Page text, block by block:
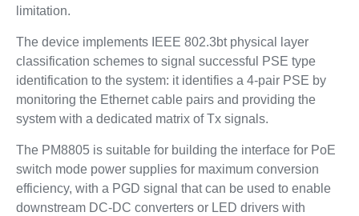
limitation.
The device implements IEEE 802.3bt physical layer
classification schemes to signal successful PSE type
identification to the system: it identifies a 4-pair PSE by
monitoring the Ethernet cable pairs and providing the
system with a dedicated matrix of Tx signals.
The PM8805 is suitable for building the interface for PoE
switch mode power supplies for maximum conversion
efficiency, with a PGD signal that can be used to enable
downstream DC-DC converters or LED drivers with